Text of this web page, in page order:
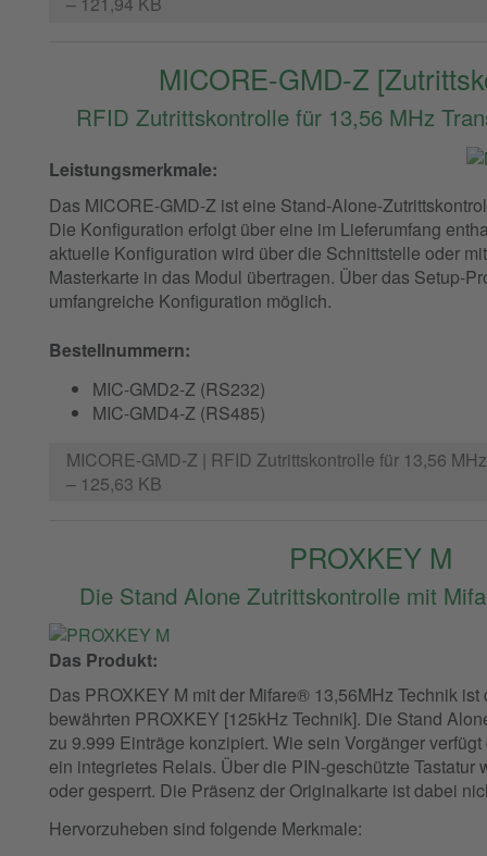
MICORE-GMD-Z
RFID Zutrittskontrolle für 13,56 MHz
Leistungsmerkmale:
Das MICORE-GMD-Z ist eine Stand-Alone-
Die Konfiguration erfolgt über eine im Lieferumfang
aktuelle Konfiguration wird über die Schnittstelle oder
Masterkarte in das Modul übertragen. Über das Setup-
umfangreiche Konfiguration möglich.
Bestellnummern:
MIC-GMD2-Z (RS232)
MIC-GMD4-Z (RS485)
MICORE-GMD-Z | RFID Zutrittskontrolle für 13,56
– 125,63 KB
PROXKEY M
Die Stand Alone Zutrittskontrolle mit
Das Produkt:
Das PROXKEY M mit der Mifare® 13,56MHz Technik
bewährten PROXKEY [125kHz Technik]. Die Stand
zu 9.999 Einträge konzipiert. Wie sein Vorgänger
ein integrietes Relais. Über die PIN-geschützte Tastatur
oder gesperrt. Die Präsenz der Originalkarte ist dabei
Hervorzuheben sind folgende Merkmale: